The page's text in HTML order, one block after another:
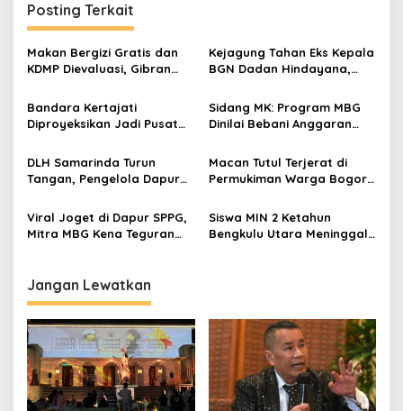
Posting Terkait
Makan Bergizi Gratis dan
KDMP Dievaluasi, Gibran
Diperbaiki
Kejagung Tahan Eks Kepala
BGN Dadan Hindayana,
MBG
Bandara Kertajati
Diproyeksikan Jadi Pusat
se-Asia
Sidang MK: Program MBG
Dinilai Bebani Anggaran
DLH Samarinda Turun
Tangan, Pengelola Dapur
Macan Tutul Terjerat di
Permukiman Warga Bogor,
Evakuasi
Viral Joget di Dapur SPPG,
Mitra MBG Kena Teguran
Siswa MIN 2 Ketahun
Bengkulu Utara Meninggal,
Jangan Lewatkan